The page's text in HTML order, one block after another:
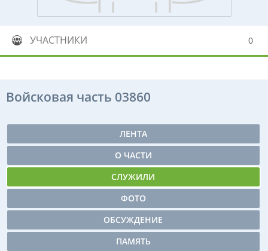
УЧАСТНИКИ 0
Войсковая часть 03860
ЛЕНТА
О ЧАСТИ
СЛУЖИЛИ
ФОТО
ОБСУЖДЕНИЕ
ПАМЯТЬ